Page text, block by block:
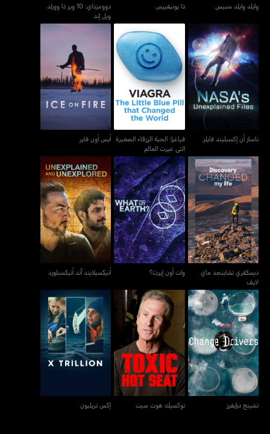
وايلد وايلد سبيس ذا يونيفيرس
دوومزداي: 10 ويز ذا وورلد
ويل إند
ناساز أن إكسبليند فايلز
ناساز أن إكسبليند فايلز
فياغرا: الحبة الزرقاء الصغيرة
التي غيرت العالم
فياغرا: الحبة الزرقاء الصغيرة
التي غيرت العالم
أيس أون فاير
أيس أون فاير
ديسكفري تشاينجد ماي
لايف
ديسكفري تشاينجد ماي
لايف
وات أون إيرث؟
وات أون إيرث؟
أنيكسبلايند آند أنيكسبلورد
أنيكسبلايند آند أنيكسبلورد
تشينج درايفرز
تشينج درايفرز
توكسيك هوت سيت
توكسيك هوت سيت
إكس تريليون
إكس تريليون